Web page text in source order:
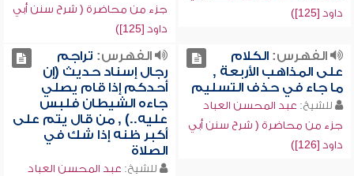
داود [125])
جزء من محاضرة ( شرح سنن أبي
داود [125])
الفهرس:الكلام
على المذاهب الأربعة ,
ما جاء في حذف التسليم
للشيخ: عبد المحسن العباد
جزء من محاضرة ( شرح سنن أبي
داود [126])
الفهرس: تراجم
رجال إسناد حديث (إن
أحدكم إذا قام يصلي
جاءه الشيطان فلبس
عليه..) , من قال يتم على
أكبر ظنه إذا شك في
الصلاة
للشيخ: عبد المحسن العباد